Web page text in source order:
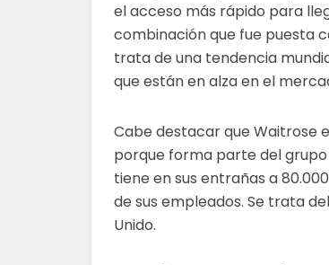
el acceso más rápido para
combinación que fue puesta
trata de una tendencia
que están en alza en el
Cabe destacar que Waitrose
porque forma parte del
tiene en sus entrañas a
de sus empleados. Se trata
Unido.